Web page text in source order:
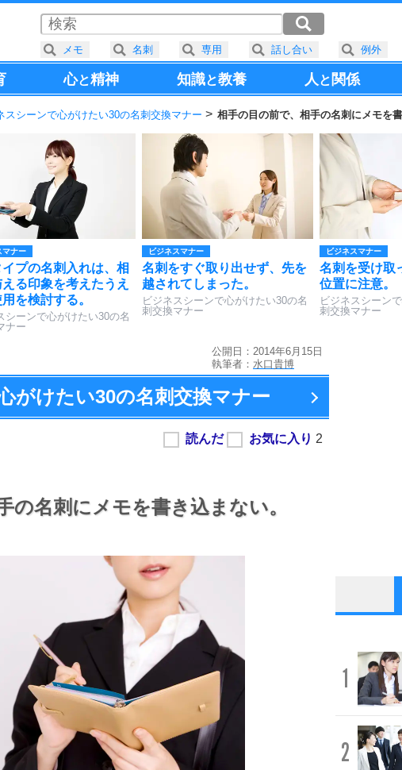
心と精神 知識と教養 人と 関係
スシーンで心がけたい30の名刺交換マナー 相手の目の前で、相手の名刺にメモを書
マナー
プの名刺入れは、相
る印象を考えたうえ
を検討する。
シーンで心がけたい30の名
ナー
ビジネスマナー
名刺をすぐ取り出せず、先を
越されてしまった。
ビジネスシーンで心がけたい30の名
刺交換マナー
ビジネスマナー
名刺を受け取
位置に注意。
ビジネスシーン
刺交換マナー
公開日：2014年6月15日
執筆者： 水口貴博
がけたい30の名刺交換マナー
の名刺にメモを書き込まない。
1
2
メモ 名刺 専用 話し合い 例外